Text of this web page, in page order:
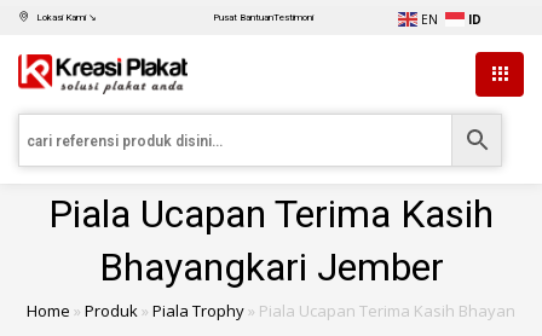
Lokasi Kami ↘ Pusat BantuanTestimoni EN ID
Piala Ucapan Terima Kasih
Bhayangkari Jember
Home »Produk»Piala Trophy» Piala Ucapan Terima Kasih